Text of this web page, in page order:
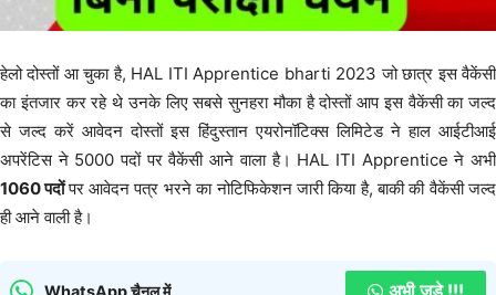
हेलो दोस्तों आ चुका है, HAL ITI Apprentice bharti 2023 जो छात्र इस वैकेंसी
का इंतजार कर रहे थे उनके लिए सबसे सुनहरा मौका है दोस्तों आप इस वैकेंसी का जल्द
से जल्द करें आवेदन दोस्तों इस हिंदुस्तान एयरोनॉटिक्स लिमिटेड ने हाल आईटीआई
अपरेंटिस ने 5000 पदों पर वैकेंसी आने वाला है। HAL ITI Apprentice ने अभी
1060 पदोंपर आवेदन पत्र भरने का नोटिफिकेशन जारी किया है, बाकी की वैकेंसी जल्द
ही आने वाली है।